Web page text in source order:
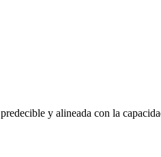
y alineada con la